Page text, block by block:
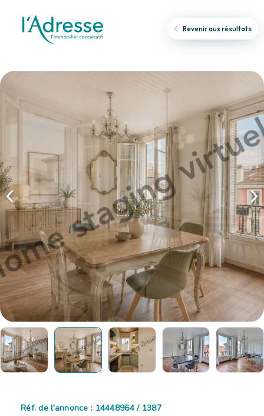
Revenir aux résultats
Réf. de l'annonce : 14448964 / 1387